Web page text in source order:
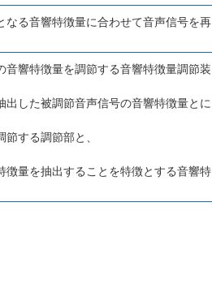
る音響特徴量に合わせて音声信号を再
響特徴量を調節する音響特徴量調節装
した被調節音声信号の音響特徴量とに
する調節部と、
量を抽出することを特徴とする音響特